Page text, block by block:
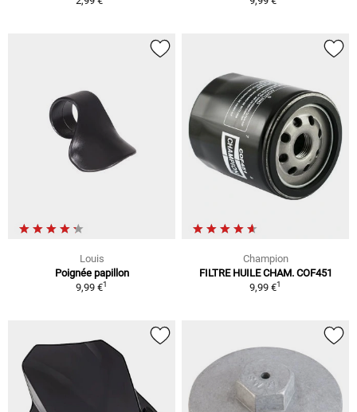
Louis
Poignée papillon
9,99 €1
Champion
FILTRE HUILE CHAM. COF451
9,99 €1